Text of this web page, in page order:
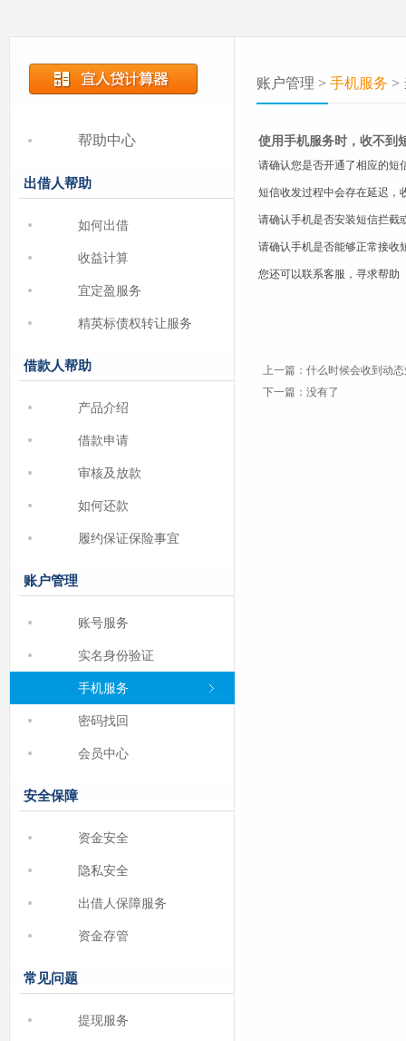
帮助中心
出借人帮助
如何出借
收益计算
宜定盈服务
精英标债权转让服务
借款人帮助
产品介绍
借款申请
审核及放款
如何还款
履约保证保险事宜
账户管理
账号服务
实名身份验证
手机服务
密码找回
会员中心
安全保障
资金安全
隐私安全
出借人保障服务
资金存管
常见问题
提现服务
账户管理 > 手机服务 >
使用手机服务时，收不到
请确认您是否开通了相应的短
短信收发过程中会存在延迟，
请确认手机是否安装短信拦截
请确认手机是否能够正常接收
您还可以联系客服，寻求帮
上一篇： 什么时候会收到动
下一篇：没有了